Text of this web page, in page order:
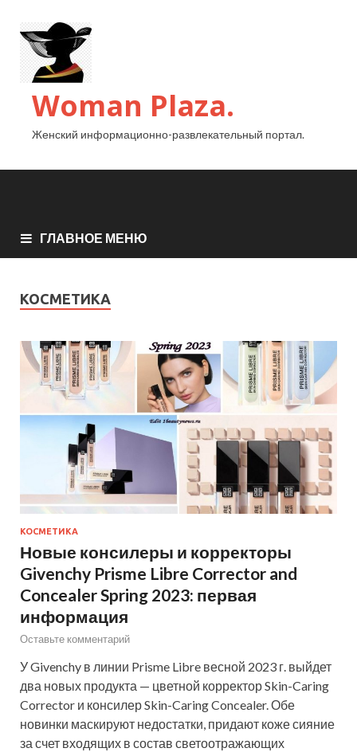
Woman Plaza.
Женский информационно-развлекательный портал.
ГЛАВНОЕ МЕНЮ
КОСМЕТИКА
КОСМЕТИКА
Новые консилеры и корректоры
Givenchy Prisme Libre Corrector and
Concealer Spring 2023: первая
информация
Оставьте комментарий
У Givenchy в линии Prisme Libre весной 2023 г. выйдет
два новых продукта — цветной корректор Skin-Caring
Corrector и консилер Skin-Caring Concealer. Обе
новинки маскируют недостатки, придают коже сияние
за счет входящих в состав светоотражающих